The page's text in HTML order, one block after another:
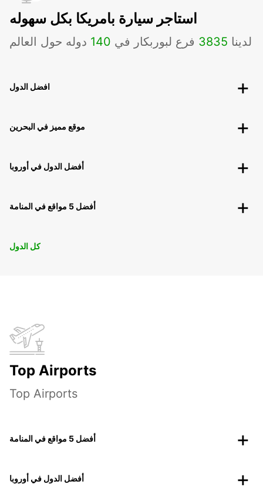
استاجر سيارة بامريكا بكل سهوله
لدينا 3835 فرع لبوربكار في 140 دوله حول العالم
افضل الدول
موقع مميز في البحرين
أفضل الدول في أوروبا
أفضل 5 مواقع في المنامة
كل الدول
Top Airports
Top Airports
أفضل 5 مواقع في المنامة
أفضل الدول في أوروبا